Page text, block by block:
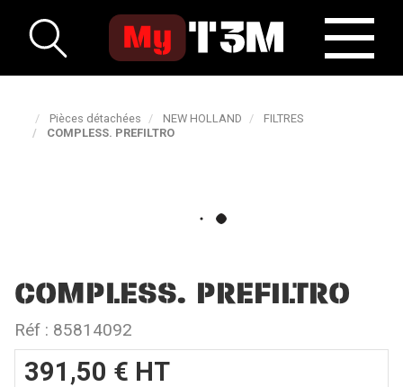
Pièces détachées NEW HOLLAND
FILTRES
COMPLESS. PREFILTRO
COMPLESS. PREFILTRO
Réf : 85814092
391,50 € HT